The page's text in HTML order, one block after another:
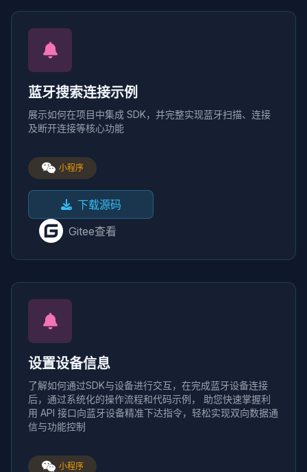
蓝牙搜索连接示例
展示如何在项目中集成 SDK，并完整实现蓝牙扫描、连接
及断开连接等核心功能
小程序
下载源码
Gitee查看
设置设备信息
了解如何通过SDK与设备进行交互，在完成蓝牙设备连接
后，通过系统化的操作流程和代码示例， 助您快速掌握利
用 API 接口向蓝牙设备精准下达指令，轻松实现双向数据通
信与功能控制
小程序